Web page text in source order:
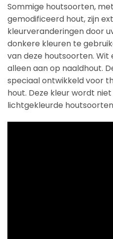
Sommige houtsoorten,
gemodificeerd hout, zijn
kleurveranderingen door
donkere kleuren te
van deze houtsoorten.
alleen aan op naaldhout.
speciaal ontwikkeld voor
hout. Deze kleur wordt
lichtgekleurde